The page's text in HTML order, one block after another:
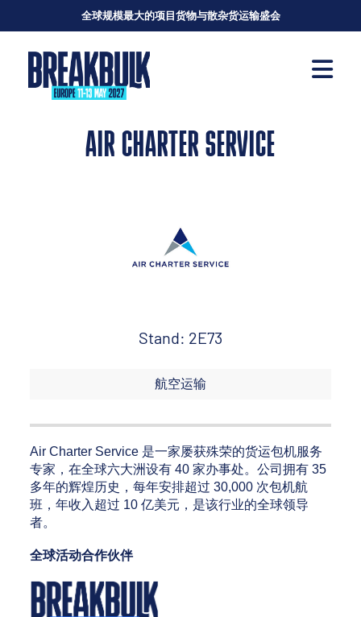
全球规模最大的项目货物与散杂货运输盛会
AIR CHARTER SERVICE
Stand: 2E73
航空运输
Air Charter Service 是一家屡获殊荣的货运包机服务
专家，在全球六大洲设有 40 家办事处。公司拥有 35
多年的辉煌历史，每年安排超过 30,000 次包机航
班，年收入超过 10 亿美元，是该行业的全球领导
者。
全球活动合作伙伴